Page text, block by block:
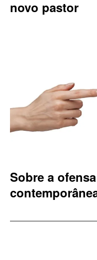
novo pastor
Sobre a